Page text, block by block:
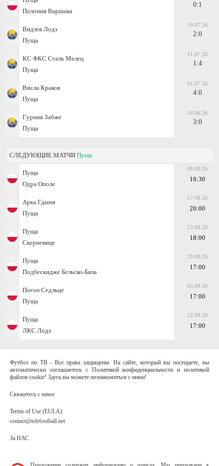
Полония Варшава
0:1
Видзев Лодз
Пуща
19.07.26
2:0
КС ФКС Сталь Мелец
Пуща
11.07.26
1:4
Висла Краков
Пуща
01.07.26
4:0
Гурник Забже
Пуща
24.06.26
3:0
СЛЕДУЮЩИЕ МАТЧИ Пуща
Пуща
Одра Ополе
08.08.26
16:30
Арка Гдыня
Пуща
17.08.26
20:00
Пуща
Скерневице
23.08.26
18:00
Пуща
Подбескидже Бельско-Бяла
29.08.26
17:00
Погон Седльце
Пуща
05.09.26
17:00
Пуща
ЛКС Лодз
12.09.26
17:00
Футбол по ТВ - Все права защищены. На сайте, который вы посещаете, вы
автоматически соглашаетесь с Политикой конфиденциальности и политикой
файлов cookie! Здесь вы можете познакомиться с ними!
Свяжитесь с нами:
Terms of Use (EULA)
contact@telefootball.net
За НАС